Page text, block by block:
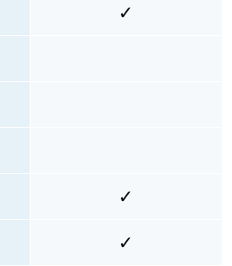
✓
✓
✓